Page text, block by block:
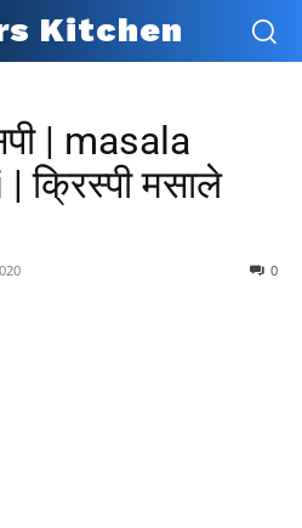
Kitchen
| masala
क्रिस्पी मसाले
0